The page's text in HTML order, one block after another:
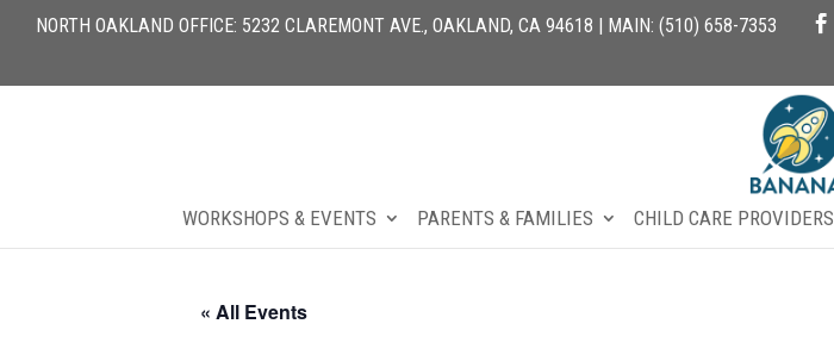
NORTH OAKLAND OFFICE: 5232 CLAREMONT AVE., OAKLAND, CA 94618 | MAIN: (510) 658-7353
WORKSHOPS & EVENTS PARENTS & FAMILIES CHILD CARE PROVIDERS
« All Events